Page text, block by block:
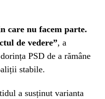
care nu facem parte.
de vedere”, a
PSD de a rămâne
stabile.
a susținut varianta